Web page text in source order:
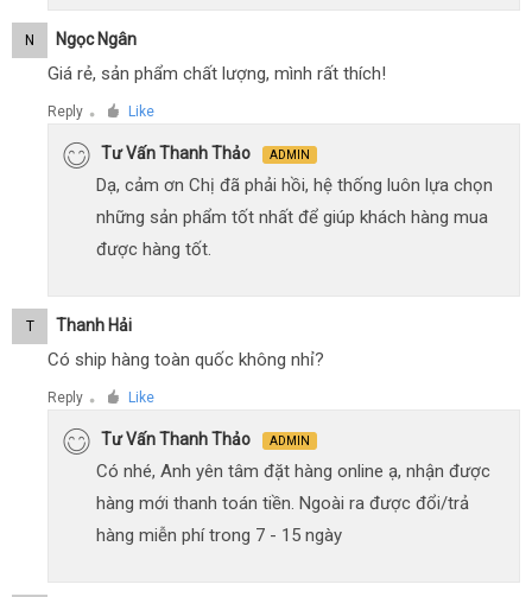
N Ngọc Ngân
Giá rẻ, sản phẩm chất lượng, mình rất thích!
Reply ● Like
Tư Vấn Thanh Thảo ADMIN
Dạ, cảm ơn Chị đã phải hồi, hệ thống luôn lựa chọn
những sản phẩm tốt nhất để giúp khách hàng mua
được hàng tốt.
T Thanh Hải
Có ship hàng toàn quốc không nhỉ?
Reply ● Like
Tư Vấn Thanh Thảo ADMIN
Có nhé, Anh yên tâm đặt hàng online ạ, nhận được
hàng mới thanh toán tiền. Ngoài ra được đổi/trả
hàng miễn phí trong 7 - 15 ngày